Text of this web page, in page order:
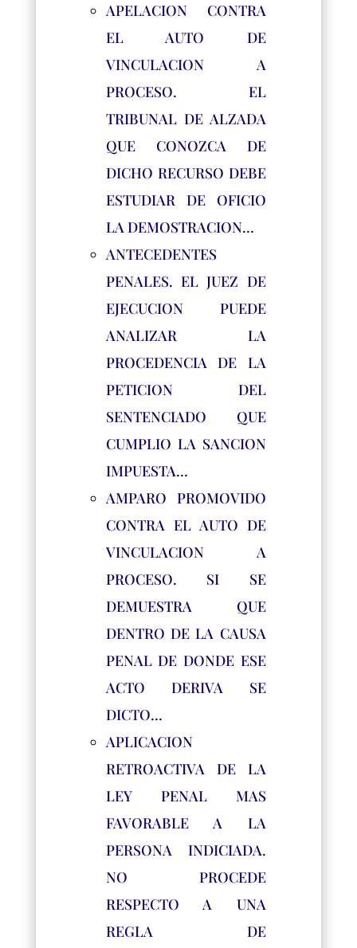
APELACION CONTRA
EL AUTO DE
VINCULACION A
PROCESO. EL
TRIBUNAL DE ALZADA
QUE CONOZCA DE
DICHO RECURSO DEBE
ESTUDIAR DE OFICIO
LA DEMOSTRACION…
ANTECEDENTES
PENALES. EL JUEZ DE
EJECUCION PUEDE
ANALIZAR LA
PROCEDENCIA DE LA
PETICION DEL
SENTENCIADO QUE
CUMPLIO LA SANCION
IMPUESTA…
AMPARO PROMOVIDO
CONTRA EL AUTO DE
VINCULACION A
PROCESO. SI SE
DEMUESTRA QUE
DENTRO DE LA CAUSA
PENAL DE DONDE ESE
ACTO DERIVA SE
DICTO…
APLICACION
RETROACTIVA DE LA
LEY PENAL MAS
FAVORABLE A LA
PERSONA INDICIADA.
NO PROCEDE
RESPECTO A UNA
REGLA DE